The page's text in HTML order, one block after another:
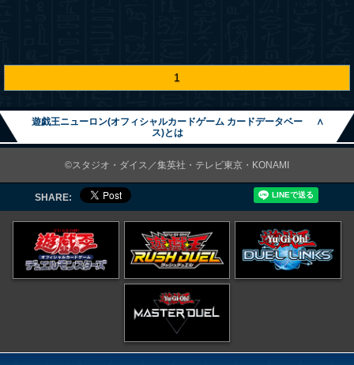
1
遊戯王ニューロン(オフィシャルカードゲーム カードデータベー
ス)とは
∧
©スタジオ・ダイス／集英社・テレビ東京・KONAMI
SHARE: